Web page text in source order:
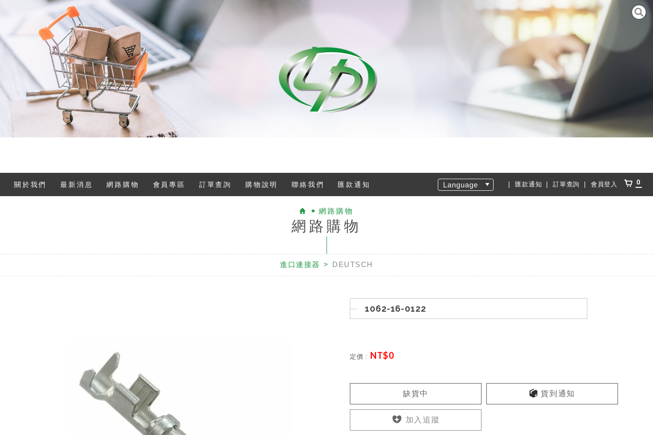
關於我們 最新消息 網路購物 會員專區 訂單查詢 購物說明 聯絡我們 匯款通知 Language 匯款通知 訂單查詢 會員登入 0
網路購物
網路購物
進口連接器 DEUTSCH
1062-16-0122
定價 : NT$0
缺貨中 貨到通知
加入追蹤